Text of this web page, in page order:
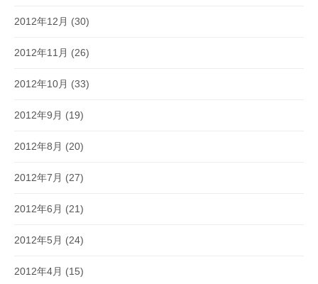
2012年12月 (30)
2012年11月 (26)
2012年10月 (33)
2012年9月 (19)
2012年8月 (20)
2012年7月 (27)
2012年6月 (21)
2012年5月 (24)
2012年4月 (15)